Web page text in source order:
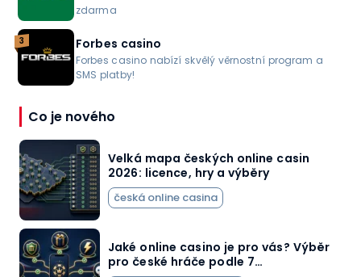
zdarma
3 Forbes casino
Forbes casino nabízí skvělý věrnostní program a
SMS platby!
Co je nového
Velká mapa českých online casin
2026: licence, hry a výběry
česká online casina
Jaké online casino je pro vás? Výběr
pro české hráče podle 7…